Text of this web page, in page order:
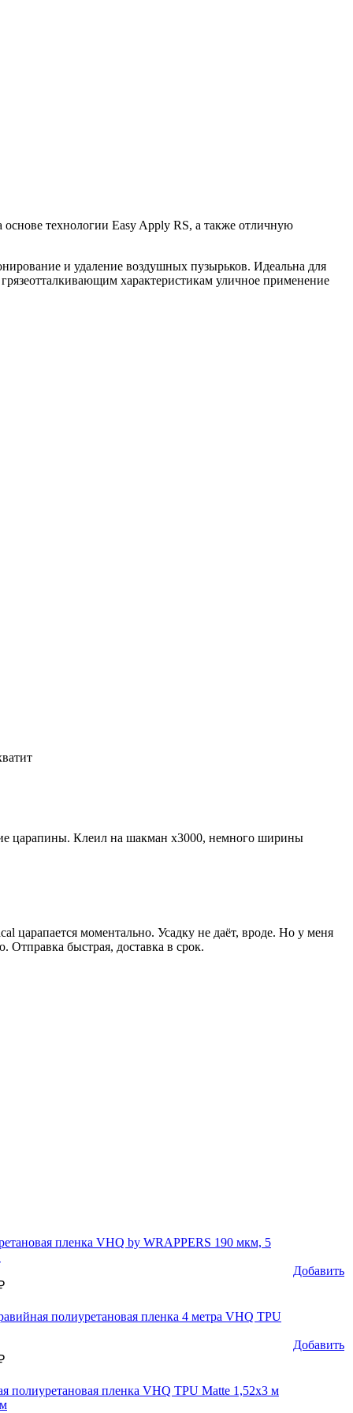
технологии Easy Apply RS, а также отличную
и удаление воздушных пузырьков. Идеальна для
характеристикам уличное применение
царапины. Клеил на шакман х3000, немного ширины
царапается моментально. Усадку не даёт, вроде. Но у меня
Отправка быстрая, доставка в срок.
пленка VHQ by WRAPPERS 190 мкм, 5
Добавить
полиуретановая пленка 4 метра VHQ TPU
Добавить
полиуретановая пленка VHQ TPU Matte 1,52х3 м